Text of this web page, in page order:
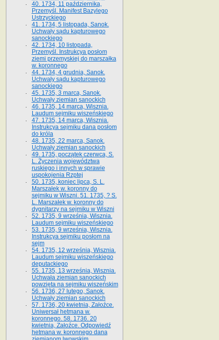
40. 1734, 11 października,
Przemyśl. Manifest Bazylego
Ustrzyckiego
41. 1734, 5 listopada, Sanok.
Uchwały sądu kapturowego
sanockiego
42. 1734, 10 listopada,
Przemyśl. Instrukcya posłom
ziemi przemyskiej do marszałka
w. koronnego
44. 1734, 4 grudnia, Sanok.
Uchwały sądu kapturowego
sanockiego
45. 1735, 3 marca, Sanok.
Uchwały ziemian sanockich
46. 1735, 14 marca, Wisznia.
Laudum sejmiku wiszeńskiego
47. 1735, 14 marca, Wisznia.
Instrukcya sejmiku dana posłom
do króla
48. 1735, 22 marca, Sanok.
Uchwały ziemian sanockich
49. 1735, początek czerwca, S.
L. Życzenia województwa
ruskiego i innych w sprawie
uspokojenia Rzptej
50. 1735, koniec lipca, S. L.
Marszałek w. koronny do
sejmiku w Wiszni. 51. 1735, ? S.
L. Marszałek w. koronny do
dygnitarzy na sejmiku w Wiszni
52. 1735, 9 września, Wisznia.
Laudum sejmiku wiszeńskiego
53. 1735, 9 września, Wisznia.
Instrukcya sejmiku posłom na
sejm
54. 1735, 12 września, Wisznia.
Laudum sejmiku wiszeńskiego
deputackiego
55. 1735, 13 września, Wisznia.
Uchwała ziemian sanockich
powzięta na sejmiku wiszeńskim
56. 1736, 27 lutego, Sanok.
Uchwały ziemian sanockich
57. 1736, 20 kwietnia, Załoźce.
Uniwersał hetmana w.
koronnego. 58. 1736. 20
kwietnia, Załoźce. Odpowiedź
hetmana w. koronnego dana